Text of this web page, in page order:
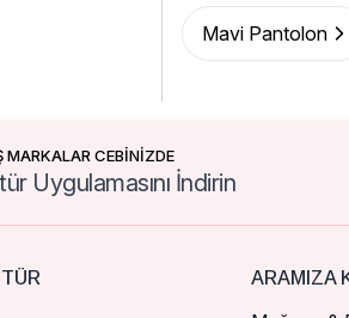
Mavi Pantolon
MARKALAR CEBİNİZDE
Uygulamasını İndirin
ARAMIZA